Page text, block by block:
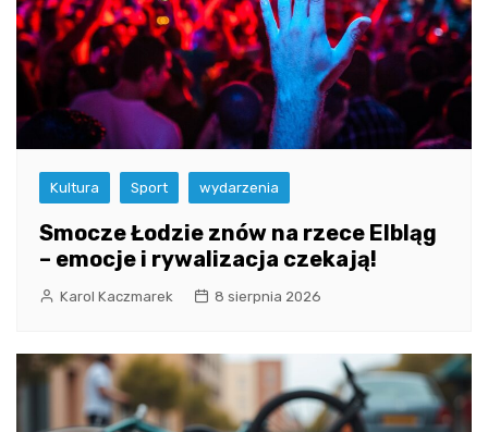
Kultura Sport wydarzenia
Smocze Łodzie znów na rzece Elbląg
– emocje i rywalizacja czekają!
Karol Kaczmarek 8 sierpnia 2026